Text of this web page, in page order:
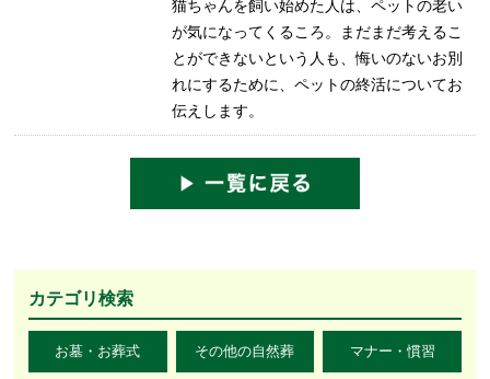
猫ちゃんを飼い始めた人は、ペットの老い
が気になってくるころ。まだまだ考えるこ
とができないという人も、悔いのないお別
れにするために、ペットの終活についてお
伝えします。
カテゴリ検索
お墓・お葬式 その他の自然葬 マナー・慣習